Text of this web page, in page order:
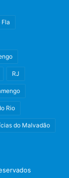
RJ
Rio
do Malvadão